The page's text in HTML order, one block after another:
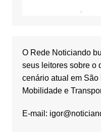
O Rede Noticiando
seus leitores sobre o
cenário atual em
Mobilidade e
E-mail: